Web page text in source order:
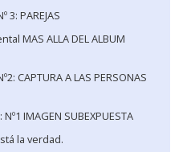
PAREJAS
MAS ALLA DEL ALBUM
CAPTURA A LAS PERSONAS
IMAGEN SUBEXPUESTA
la verdad.